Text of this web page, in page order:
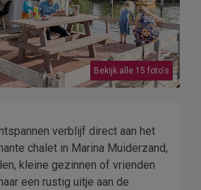
Bekijk alle 15 foto's
verblijf direct aan het
chalet in Marina Muiderzand,
kleine gezinnen of vrienden
een rustig uitje aan de